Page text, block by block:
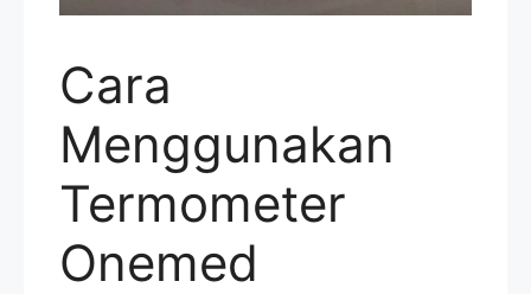
Cara
Menggunakan
Termometer
Onemed